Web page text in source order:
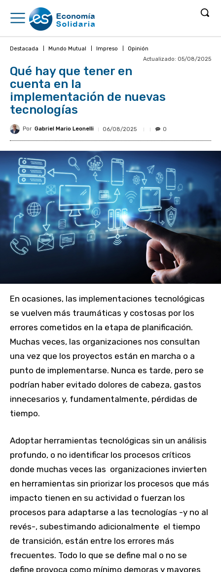
Destacada Mundo Mutual Impreso
Opinión
Actualizado: 05/08/2025
Qué hay que tener en
cuenta en la
implementación de nuevas
tecnologías
Por Gabriel Mario Leonelli 06/08/2025 0
En ocasiones, las implementaciones tecnológicas
se vuelven más traumáticas y costosas por los
errores cometidos en la etapa de planificación.
Muchas veces, las organizaciones nos consultan
una vez que los proyectos están en marcha o a
punto de implementarse. Nunca es tarde, pero se
podrían haber evitado dolores de cabeza, gastos
innecesarios y, fundamentalmente, pérdidas de
tiempo.
Adoptar herramientas tecnológicas sin un análisis
profundo, o no identificar los procesos críticos
donde muchas veces las organizaciones invierten
en herramientas sin priorizar los procesos que más
impacto tienen en su actividad o fuerzan los
procesos para adaptarse a las tecnologías -y no al
revés-, subestimando adicionalmente el tiempo
de transición, están entre los errores más
frecuentes. Todo lo que se define mal o no se
define provoca como mínimo demoras y mayores